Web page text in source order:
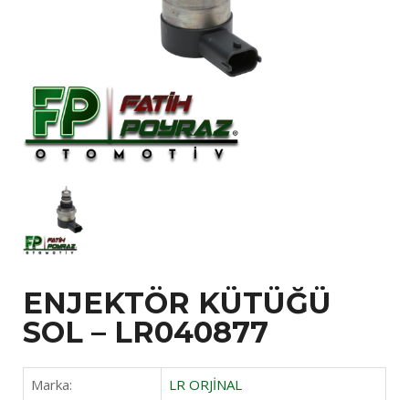
ENJEKTÖR KÜTÜĞÜ
SOL – LR040877
Marka:
LR ORJİNAL